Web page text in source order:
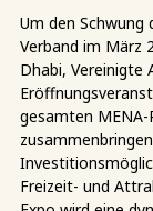
Um den Schwung
Verband im März
Dhabi, Vereinigte
gesamten MENA-
Freizeit- und